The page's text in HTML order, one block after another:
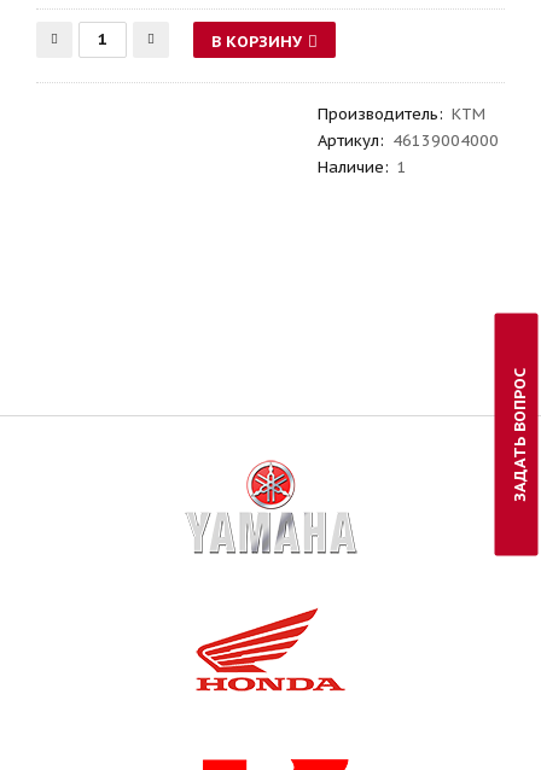
В КОРЗИНУ
Производитель: KTM
Артикул: 46139004000
Наличие: 1
ЗАДАТЬ ВОПРОС